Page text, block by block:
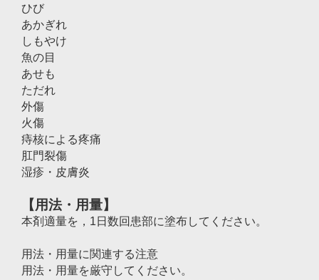
ひび
あかぎれ
しもやけ
魚の目
あせも
ただれ
外傷
火傷
痔核による疼痛
肛門裂傷
湿疹・皮膚炎
【用法・用量】
本剤適量を，1日数回患部に塗布してください。
用法・用量に関連する注意
用法・用量を厳守してください。